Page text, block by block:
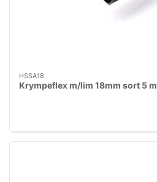
HSSA18
Krympeflex m/lim 18mm sort 5 m